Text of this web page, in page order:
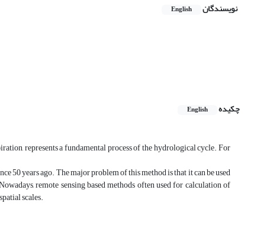
نویسندگان English
چکیده
English
represents a fundamental process of the hydrological cycle. For
50 years ago. The major problem of this method is that it can be used
remote sensing based methods often used for calculation of
scales.